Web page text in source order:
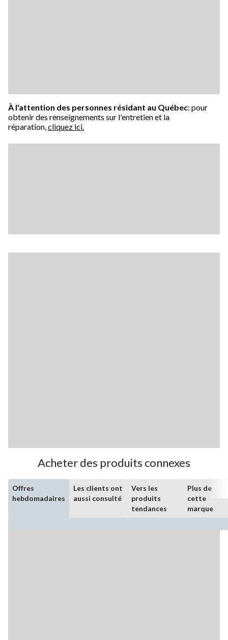
À l'attention des personnes résidant au Québec: pour
obtenir des renseignements sur l'entretien et la
réparation,cliquez ici.
Acheter des produits connexes
Offres
hebdomadaires
Les clients ont
aussi consulté
Vers les
produits
tendances
Plus de
cette
marque